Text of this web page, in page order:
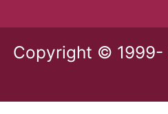
Copyright © 1999-